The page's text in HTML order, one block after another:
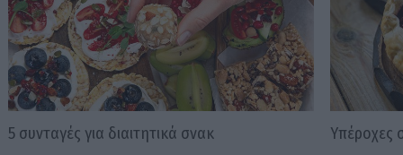
5 συνταγές για διαιτητικά σνακ Υπέροχες